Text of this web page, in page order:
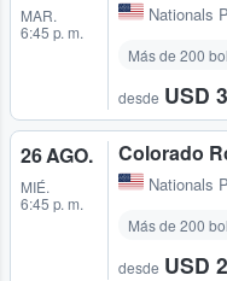
MAR.
6:45 p. m.
Nationals
Más de 200
desde USD
26 AGO.
MIÉ.
6:45 p. m.
Colorado
Nationals
Más de 200
desde USD